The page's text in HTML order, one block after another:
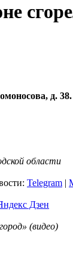
д.
области
Telegram |
Дзен
(видео)